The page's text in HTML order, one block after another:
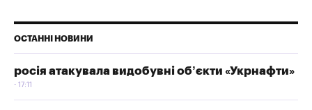
ОСТАННІ НОВИНИ
росія атакувала видобувні об’єкти «Укрнафти»
17:11